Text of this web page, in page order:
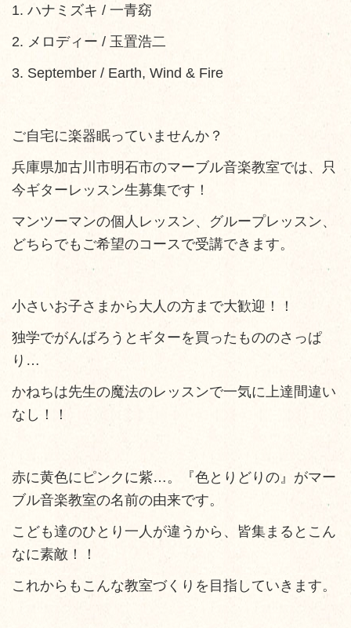
​1. ハナミズキ / 一青窈
​2. メロディー / 玉置浩二
​3. September / Earth, Wind & Fire
ご自宅に楽器眠っていませんか？
兵庫県加古川市明石市のマーブル音楽教室では、只
今ギターレッスン生募集です！
マンツーマンの個人レッスン、グループレッスン、
どちらでもご希望のコースで受講できます。
小さいお子さまから大人の方まで大歓迎！！
独学でがんばろうとギターを買ったもののさっぱ
り…
かねちは先生の魔法のレッスンで一気に上達間違い
なし！！
赤に黄色にピンクに紫…。『色とりどりの』がマー
ブル音楽教室の名前の由来です。
こども達のひとり一人が違うから、皆集まるとこん
なに素敵！！
これからもこんな教室づくりを目指していきます。